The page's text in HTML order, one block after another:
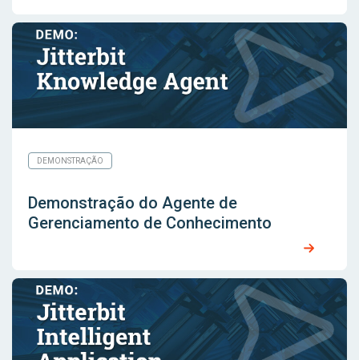
DEMONSTRAÇÃO
Demonstração do Agente de
Gerenciamento de Conhecimento